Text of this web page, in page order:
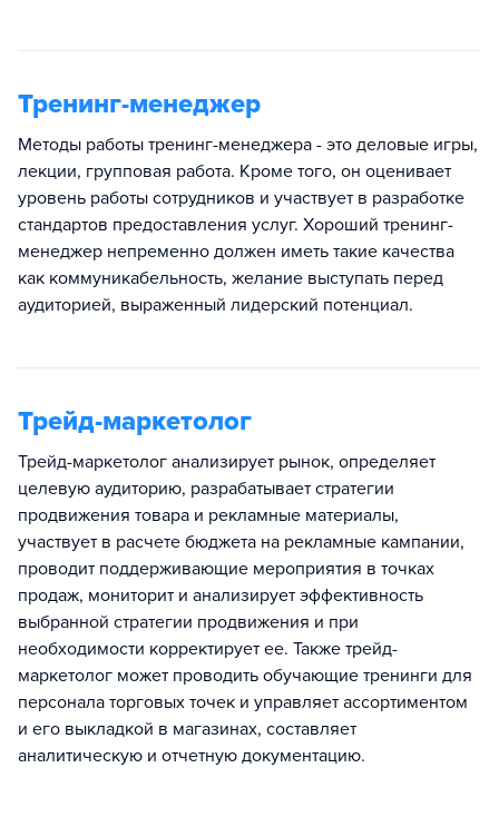
Тренинг-менеджер
Методы работы тренинг-менеджера - это деловые игры,
лекции, групповая работа. Кроме того, он оценивает
уровень работы сотрудников и участвует в разработке
стандартов предоставления услуг. Хороший тренинг-
менеджер непременно должен иметь такие качества
как коммуникабельность, желание выступать перед
аудиторией, выраженный лидерский потенциал.
Трейд-маркетолог
Трейд-маркетолог анализирует рынок, определяет
целевую аудиторию, разрабатывает стратегии
продвижения товара и рекламные материалы,
участвует в расчете бюджета на рекламные кампании,
проводит поддерживающие мероприятия в точках
продаж, мониторит и анализирует эффективность
выбранной стратегии продвижения и при
необходимости корректирует ее. Также трейд-
маркетолог может проводить обучающие тренинги для
персонала торговых точек и управляет ассортиментом
и его выкладкой в магазинах, составляет
аналитическую и отчетную документацию.